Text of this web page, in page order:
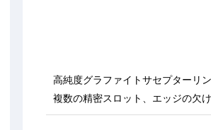
高純度グラファイトサセプターリ
複数の精密スロット、エッジの欠